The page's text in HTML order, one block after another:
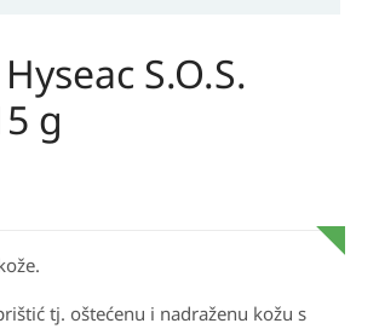
S.O.S.
g
tj. oštećenu i nadraženu kožu s